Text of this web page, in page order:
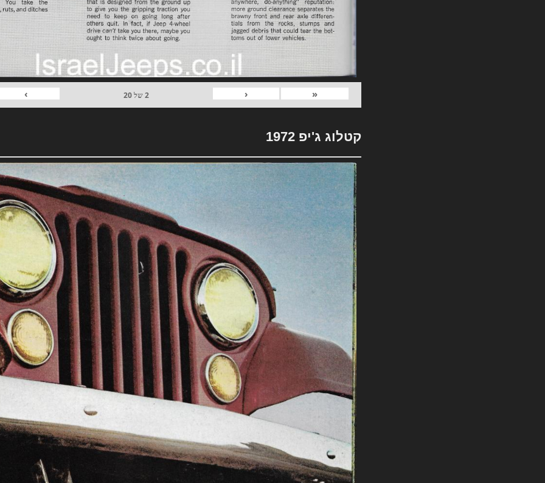
«
‹
2של20
›
קטלוג ג'יפ 1972